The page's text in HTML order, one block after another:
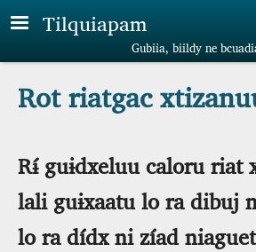
Skip to main content
Tilquiapam
Gubiia, biildy ne
Rot riatgac
Rɨ́ guɨdxeluu caloru riat
lali guɨxaatu lo ra dibuj
lo ra dídx ni zíad